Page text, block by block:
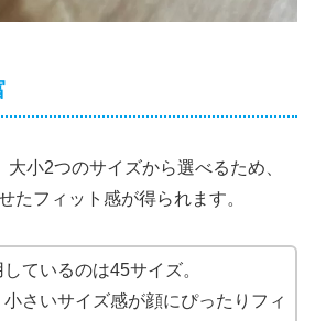
小2つのサイズから選べるため、
たフィット感が得られます。
ているのは45サイズ。
小さいサイズ感が顔にぴったりフィ